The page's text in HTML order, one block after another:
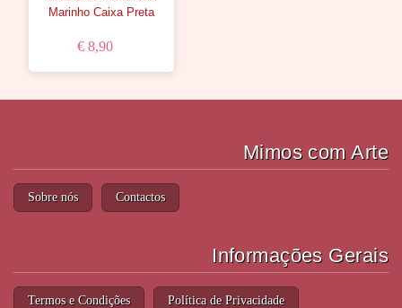
Marinho Caixa Preta
€ 8,90
Mimos com Arte
Sobre nós Contactos
Informações Gerais
Termos e Condições Política de Privacidade